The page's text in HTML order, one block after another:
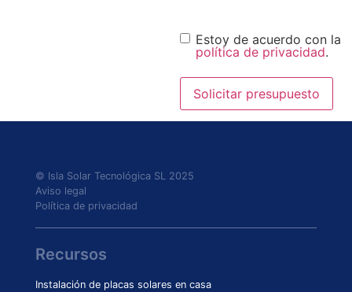
Consentimiento
Estoy de acuerdo con la
política de privacidad.
© Isla Solar Tecnológica SL 2025
Aviso legal
Política de privacidad
Recursos
Instalación de placas solares en casa